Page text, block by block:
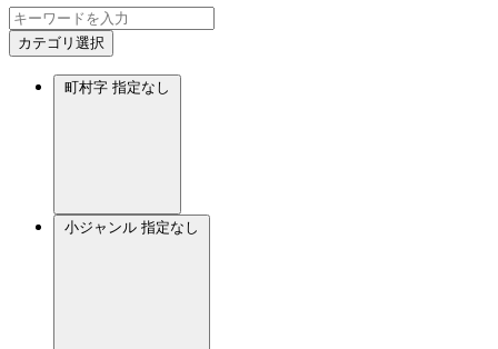
カテゴリ選択
町村字 指定なし
小ジャンル 指定なし